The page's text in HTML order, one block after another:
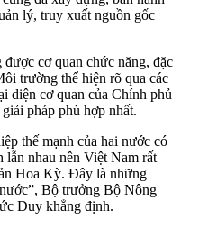
lý, truy xuất nguồn gốc
cơ quan chức năng, đặc
trường thể hiện rõ qua các
diện cơ quan của Chính phủ
pháp phù hợp nhất.
thế mạnh của hai nước có
lẫn nhau nên Việt Nam rất
Hoa Kỳ. Đây là những
Bộ trưởng Bộ Nông
Duy khẳng định.